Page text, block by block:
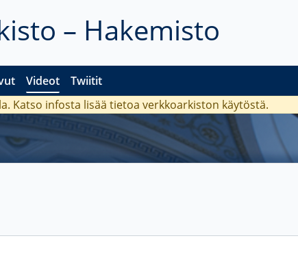
– Hakemisto
Videot Twiitit
Katso infosta lisää tietoa verkkoarkiston käytöstä.